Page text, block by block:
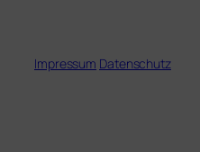
Impressum Datenschutz